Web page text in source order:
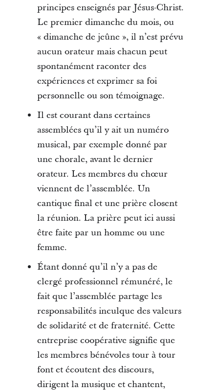
principes enseignés par Jésus-Christ.
Le premier dimanche du mois, ou
« dimanche de jeûne », il n’est prévu
aucun orateur mais chacun peut
spontanément raconter des
expériences et exprimer sa foi
personnelle ou son témoignage.
Il est courant dans certaines
assemblées qu’il y ait un numéro
musical, par exemple donné par
une chorale, avant le dernier
orateur. Les membres du chœur
viennent de l’assemblée. Un
cantique final et une prière closent
la réunion. La prière peut ici aussi
être faite par un homme ou une
femme.
Étant donné qu’il n’y a pas de
clergé professionnel rémunéré, le
fait que l’assemblée partage les
responsabilités inculque des valeurs
de solidarité et de fraternité. Cette
entreprise coopérative signifie que
les membres bénévoles tour à tour
font et écoutent des discours,
dirigent la musique et chantent,